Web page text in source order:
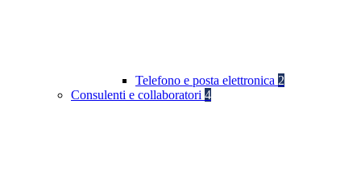
Telefono e posta elettronica 2
Consulenti e collaboratori 4